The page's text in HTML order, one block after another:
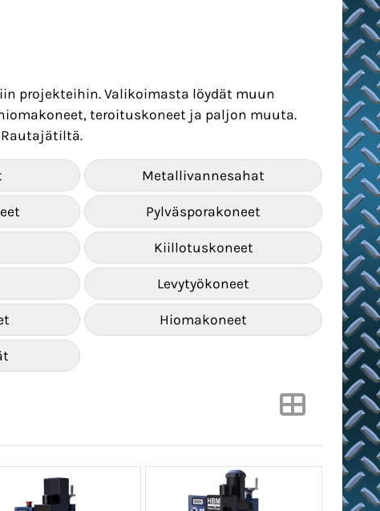
projekteihin. Valikoimasta löydät muun
teroituskoneet ja paljon muuta.
Metallivannesahat
Pylväsporakoneet
Kiillotuskoneet
Levytyökoneet
Hiomakoneet